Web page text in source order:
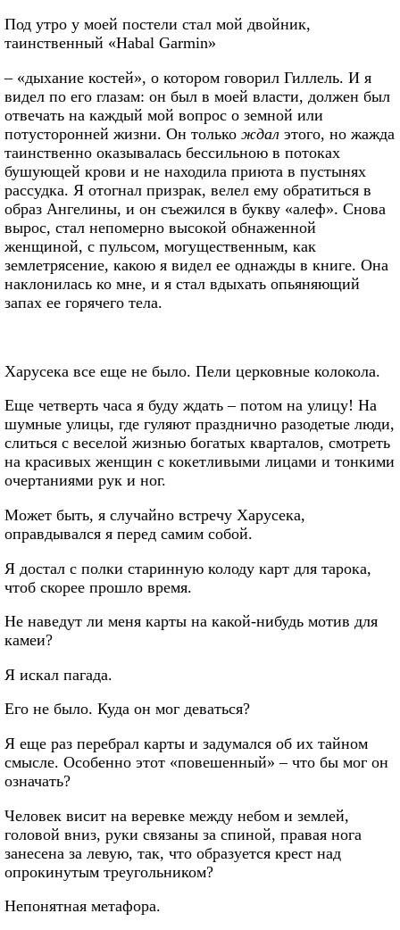
Под утро у моей постели стал мой двойник,
таинственный «Habal Garmin»
– «дыхание костей», о котором говорил Гиллель. И я
видел по его глазам: он был в моей власти, должен был
отвечать на каждый мой вопрос о земной или
потусторонней жизни. Он только ждал этого, но жажда
таинственно оказывалась бессильною в потоках
бушующей крови и не находила приюта в пустынях
рассудка. Я отогнал призрак, велел ему обратиться в
образ Ангелины, и он съежился в букву «алеф». Снова
вырос, стал непомерно высокой обнаженной
женщиной, с пульсом, могущественным, как
землетрясение, какою я видел ее однажды в книге. Она
наклонилась ко мне, и я стал вдыхать опьяняющий
запах ее горячего тела.
Харусека все еще не было. Пели церковные колокола.
Еще четверть часа я буду ждать – потом на улицу! На
шумные улицы, где гуляют празднично разодетые люди,
слиться с веселой жизнью богатых кварталов, смотреть
на красивых женщин с кокетливыми лицами и тонкими
очертаниями рук и ног.
Может быть, я случайно встречу Харусека,
оправдывался я перед самим собой.
Я достал с полки старинную колоду карт для тарока,
чтоб скорее прошло время.
Не наведут ли меня карты на какой-нибудь мотив для
камеи?
Я искал пагада.
Его не было. Куда он мог деваться?
Я еще раз перебрал карты и задумался об их тайном
смысле. Особенно этот «повешенный» – что бы мог он
означать?
Человек висит на веревке между небом и землей,
головой вниз, руки связаны за спиной, правая нога
занесена за левую, так, что образуется крест над
опрокинутым треугольником?
Непонятная метафора.